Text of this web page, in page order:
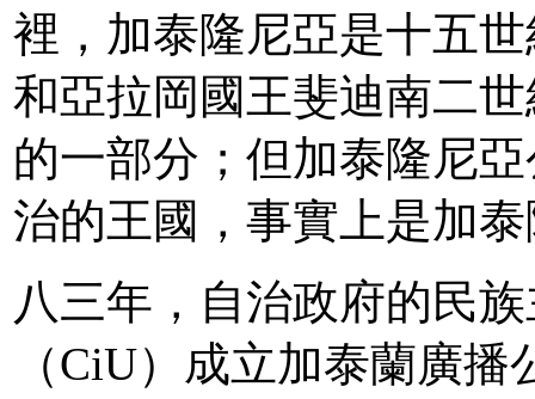
裡，加泰隆尼亞是十五
和亞拉岡國王斐迪南二
的一部分；但加泰隆尼
治的王國，事實上是加
八三年，自治政府的民
（CiU）成立加泰蘭廣